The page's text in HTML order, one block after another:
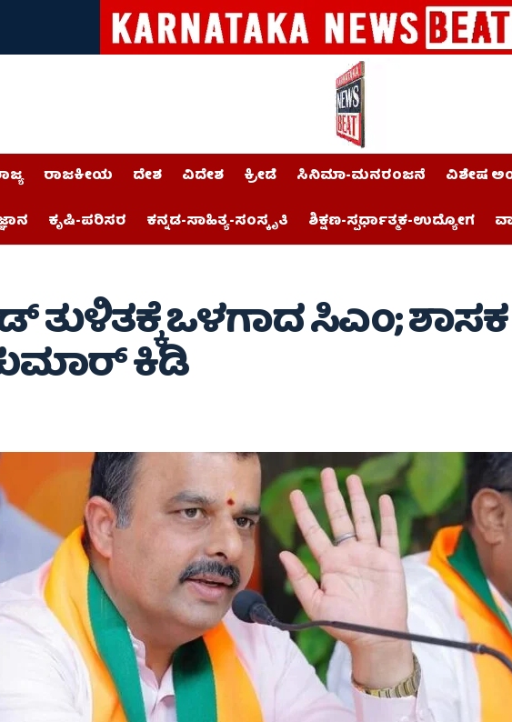
ರಾಜಕೀಯ ದೇಶ ವಿದೇಶ ಕ್ರೀಡೆ ಸಿನಿಮಾ-ಮನರಂಜನೆ ವಿಶೇಷ
ಕೃಷಿ-ಪರಿಸರ ಕನ್ನಡ-ಸಾಹಿತ್ಯ-ಸಂಸ್ಕೃತಿ ಶಿಕ್ಷಣ-ಸ್ಪರ್ಧಾತ್ಮಕ-ಉದ್ಯೋಗ
ತುಳಿತಕ್ಕೆ ಒಳಗಾದ ಸಿಎಂ; ಶಾಸಕ
ಕಿಡಿ